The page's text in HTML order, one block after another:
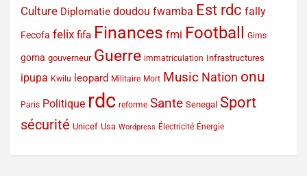
Culture Diplomatie doudou fwamba Est rdc fally
Fecofa felix fifa Finances fmi Football Gims
goma gouverneur Guerre immatriculation Infrastructures
ipupa Kwilu leopard Militaire Mort Music Nation onu
Paris Politique rdc reforme Sante Senegal Sport
sécurité Unicef Usa Wordpress Électricité Énergie